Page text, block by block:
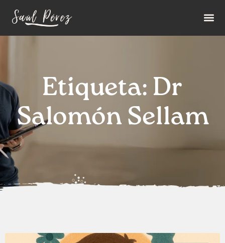
Etiqueta: Dr
Salomón Sellam